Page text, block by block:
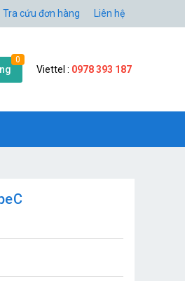
Tra cứu đơn hàng Liên hệ
0
Viettel : 0978 393 187